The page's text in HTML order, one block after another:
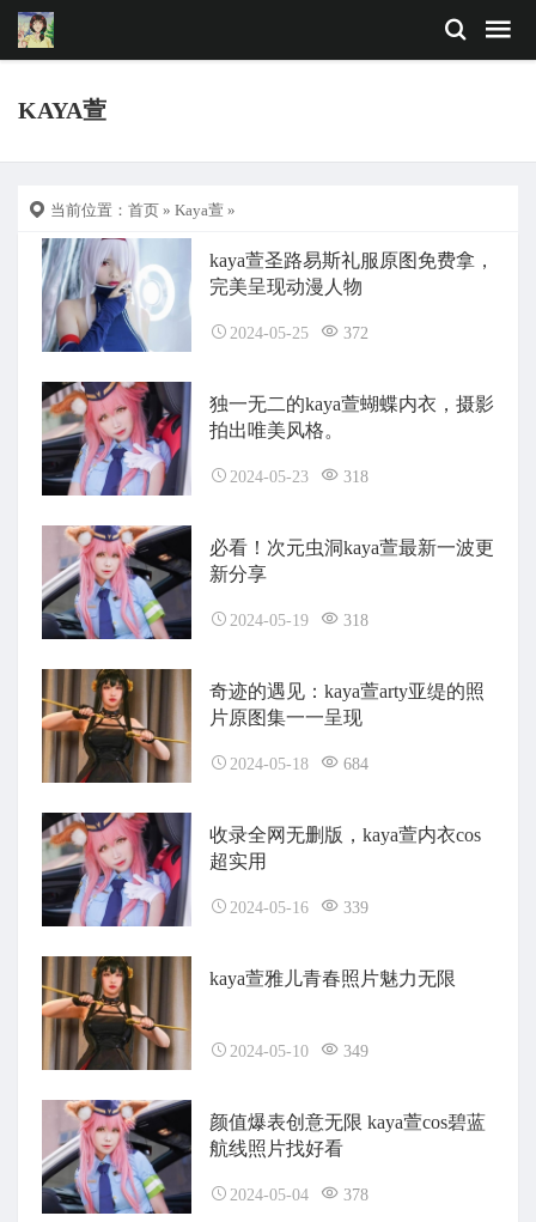
KAYA萱
当前位置： 首页 » Kaya萱 »
kaya萱圣路易斯礼服原图免费拿，
完美呈现动漫人物
2024-05-25 372
独一无二的kaya萱蝴蝶内衣，摄影
拍出唯美风格。
2024-05-23 318
必看！次元虫洞kaya萱最新一波更
新分享
2024-05-19 318
奇迹的遇见：kaya萱arty亚缇的照
片原图集一一呈现
2024-05-18 684
收录全网无删版，kaya萱内衣cos
超实用
2024-05-16 339
kaya萱雅儿青春照片魅力无限
2024-05-10 349
颜值爆表创意无限 kaya萱cos碧蓝
航线照片找好看
2024-05-04 378